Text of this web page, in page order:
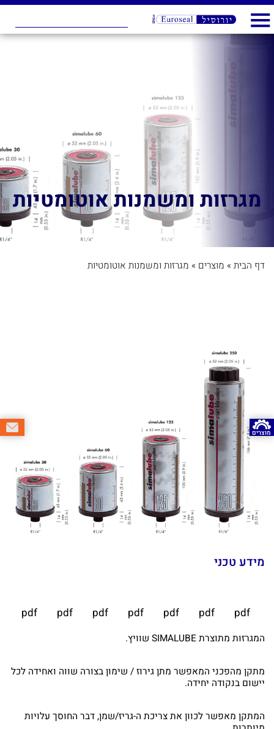
מוצרים
מגרזות ומשמנות אוטומטיות
דף הבית » מוצרים » מגרזות ומשמנות אוטומטיות
המגרזות מתוצרת SIMALUBE שוויץ.
מתקן מהפכני המאפשר מתן גירוז / שימון בצורה שווה ואחידה לכל
יישום בנקודה יחידה.
המתקן מאפשר לכוון את צריכת ה-גריז/שמן, דבר החוסך עלויות
מידע טכני
pdf
pdf
pdf
pdf
pdf
pdf
pdf